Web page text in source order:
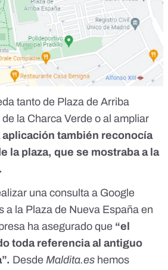
tanto de Plaza de Arriba
la Charca Verde o al ampliar
aplicación también reconocía
la plaza, que se mostraba a la
una consulta a Google
a la Plaza de Nueva España en
ha asegurado que “el
toda referencia al antiguo
Desde Maldita.es hemos